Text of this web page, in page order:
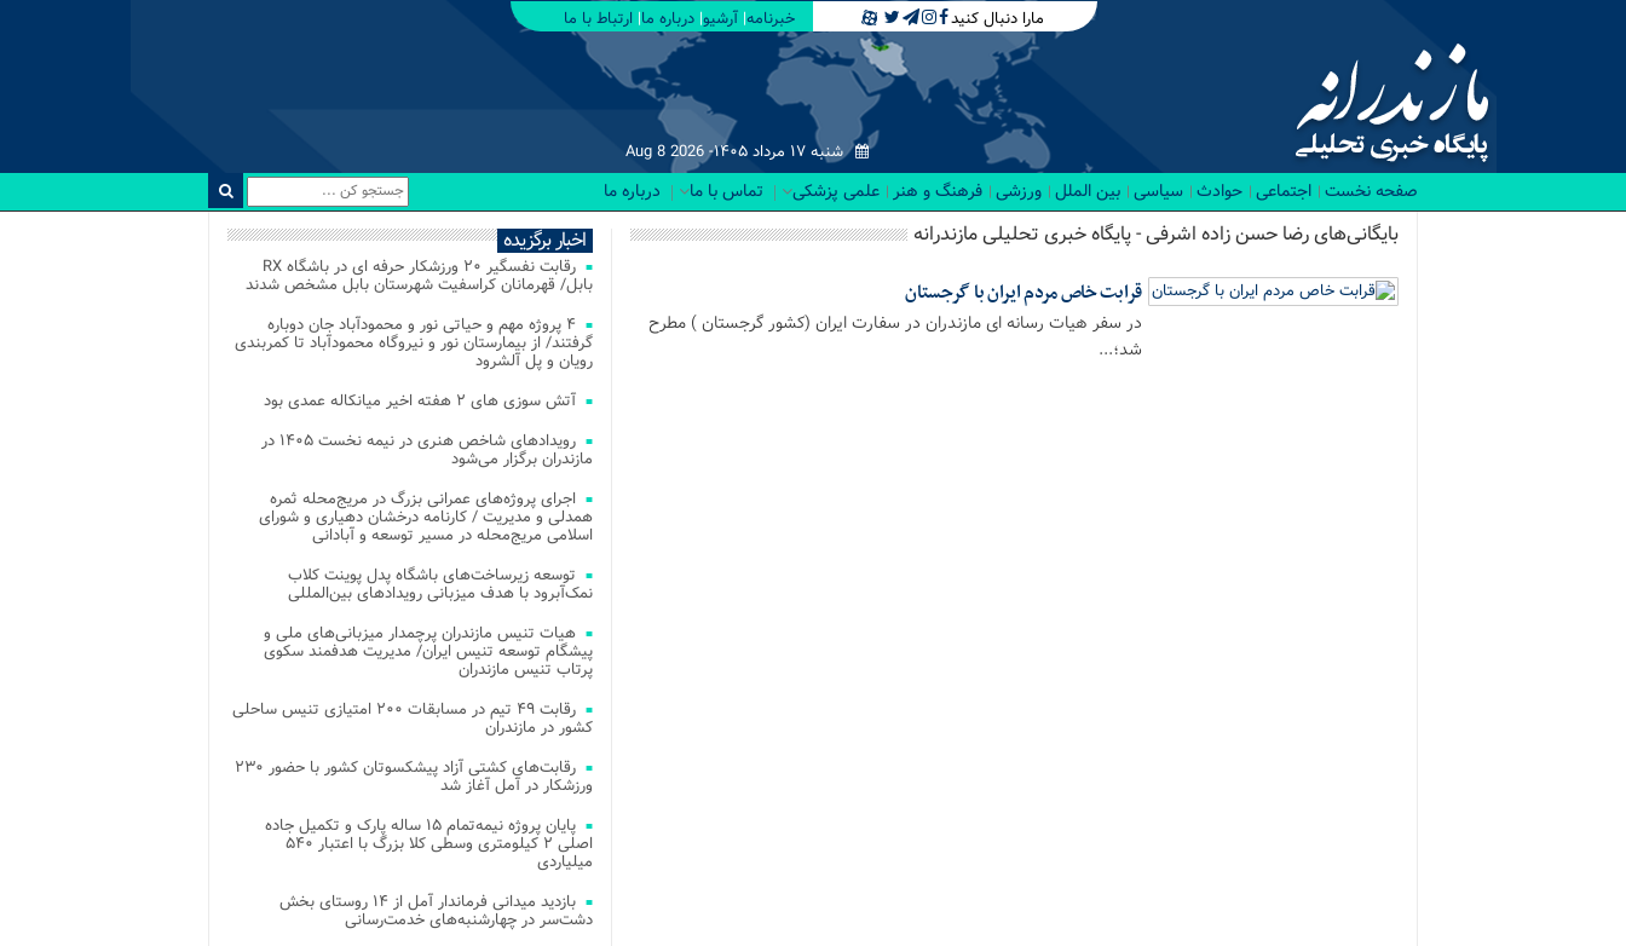
مارا دنبال کنید خبرنامه آرشیو درباره ما ارتباط با ما
شنبه ۱۷ مرداد ۱۴۰۵- Aug 8 2026
صفحه نخست اجتماعی حوادث سیاسی بین الملل ورزشی فرهنگ و هنر علمی پزشکی تماس با ما درباره ما
بایگانی‌های رضا حسن زاده اشرفی - پایگاه خبری تحلیلی مازندرانه
قرابت خاص مردم ایران با گرجستان
در سفر هیات رسانه ای مازندران در سفارت ایران (کشور گرجستان ) مطرح
شد؛...
اخبار برگزیده
رقابت نفسگیر ۲۰ ورزشکار حرفه ای در باشگاه RX
بابل/ قهرمانان کراسفیت شهرستان بابل مشخص شدند
۴ پروژه مهم و حیاتی نور و محمودآباد جان دوباره
گرفتند/ از بیمارستان نور و نیروگاه محمودآباد تا کمربندی
رویان و پل آلشرود
آتش‌ سوزی‌ های ۲ هفته اخیر میانکاله عمدی بود
رویدادهای شاخص هنری در نیمه نخست ۱۴۰۵ در
مازندران برگزار می‌شود
اجرای پروژه‌های عمرانی بزرگ در مریج‌محله ثمره
همدلی و مدیریت / کارنامه درخشان دهیاری و شورای
اسلامی مریج‌محله در مسیر توسعه و آبادانی
توسعه زیرساخت‌های باشگاه پدل پوینت کلاب
نمک‌آبرود با هدف میزبانی رویدادهای بین‌المللی
هیات تنیس مازندران پرچمدار میزبانی‌های ملی و
پیشگام توسعه تنیس ایران/ مدیریت هدفمند سکوی
پرتاب تنیس مازندران
رقابت ۴۹ تیم در مسابقات ۲۰۰ امتیازی تنیس ساحلی
کشور در مازندران
رقابت‌های کشتی آزاد پیشکسوتان کشور با حضور ۲۳۰
ورزشکار در آمل آغاز شد
پایان پروژه نیمه‌تمام ۱۵ ساله پارک و تکمیل جاده
اصلی ۲ کیلومتری وسطی کلا بزرگ با اعتبار ۵۴۰
میلیاردی
بازدید میدانی فرماندار آمل از ۱۴ روستای بخش
دشت‌سر در چهارشنبه‌های خدمت‌رسانی